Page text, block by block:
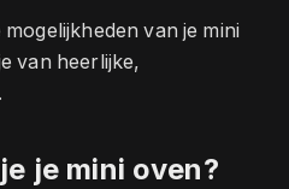
van je mini
van heerlijke,
je mini oven?